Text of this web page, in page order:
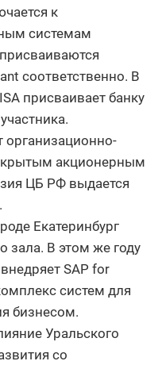
к
системам
соответственно. В
присваивает банку
акционерным
ЦБ РФ выдается
Екатеринбург
зала. В этом же году
SAP for
систем для
бизнесом.
Уральского
со